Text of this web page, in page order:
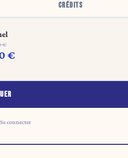
CRÉDITS
€
€
Se connecter